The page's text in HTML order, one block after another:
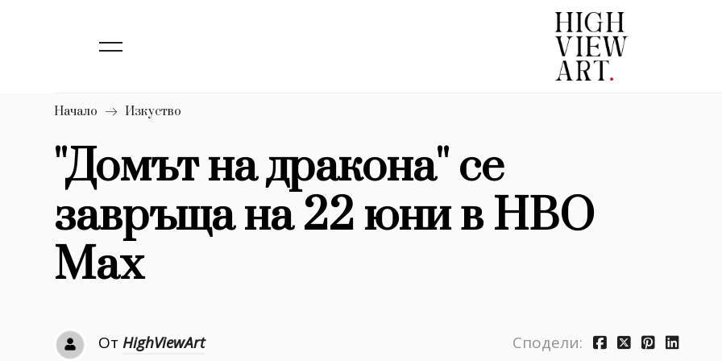
1633
Dialogue
Изкуство
4340
Красота
Дизайн 1272
Книги 1188
30+
1710
Начало Изкуство
''Домът на дракона'' се
завръща на 22 юни в HBO
Max
От HighViewArt Сподели: